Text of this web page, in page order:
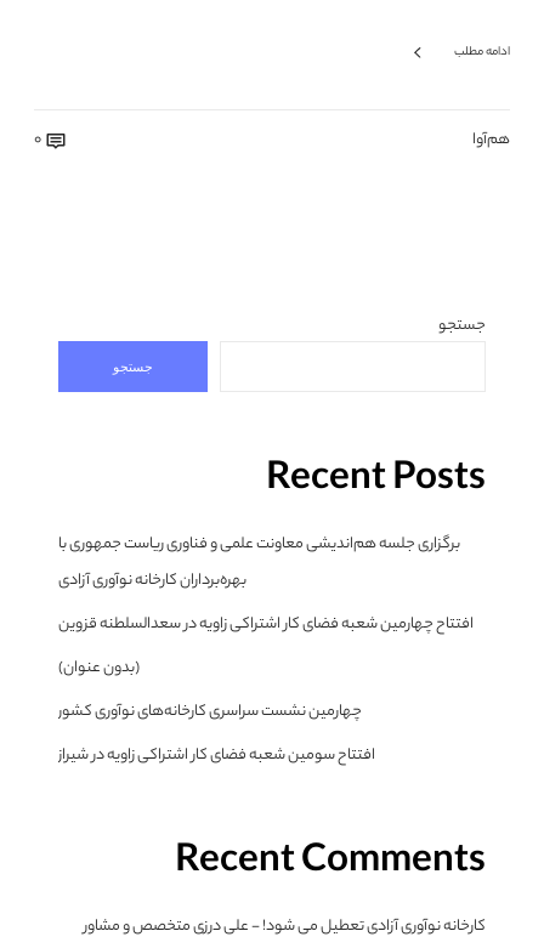
ادامه مطلب
هم‌آوا 0
جستجو
جستجو
Recent Posts
برگزاری جلسه هم‌اندیشی معاونت علمی و فناوری ریاست جمهوری با
بهره‌برداران کارخانه نوآوری آزادی
افتتاح چهارمین شعبه فضای کار اشتراکی زاویه در سعدالسلطنه قزوین
(بدون عنوان)
چهارمین نشست سراسری کارخانه‌های نوآوری کشور
افتتاح سومین شعبه فضای کار اشتراکی زاویه در شیراز
Recent Comments
کارخانه نوآوری آزادی تعطیل می شود! - علی درزی متخصص و مشاور